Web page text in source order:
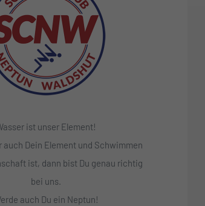
ist unser Element!
auch Dein Element und Schwimmen
ist, dann bist Du genau richtig
bei uns.
auch Du ein Neptun!